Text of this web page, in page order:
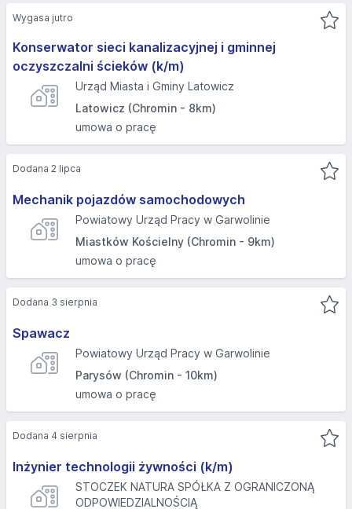
Konserwator sieci kanalizacyjnej i gminnej
oczyszczalni ścieków (k/m)
Urząd Miasta i Gminy Latowicz
Latowicz (Chromin - 8km)
umowa o pracę
Wygasa jutro
Mechanik pojazdów samochodowych
Powiatowy Urząd Pracy w Garwolinie
Miastków Kościelny (Chromin - 9km)
umowa o pracę
Dodana 2 lipca
Spawacz
Powiatowy Urząd Pracy w Garwolinie
Parysów (Chromin - 10km)
umowa o pracę
Dodana 3 sierpnia
Inżynier technologii żywności (k/m)
STOCZEK NATURA SPÓŁKA Z OGRANICZONĄ
ODPOWIEDZIALNOŚCIĄ
Dodana 4 sierpnia